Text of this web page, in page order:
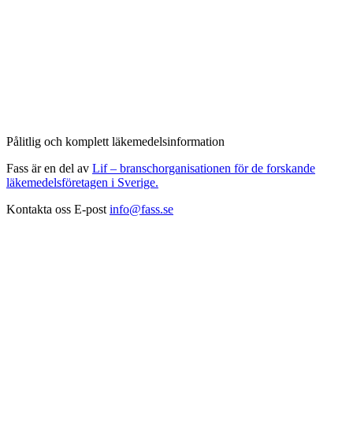
Pålitlig och komplett läkemedelsinformation
Fass är en del av Lif – branschorganisationen för de forskande
läkemedelsföretagen i Sverige.
Kontakta oss E-post info@fass.se